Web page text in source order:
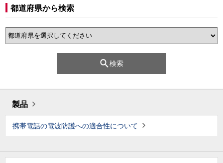
都道府県から検索
検索
製品
携帯電話の電波防護への適合性について